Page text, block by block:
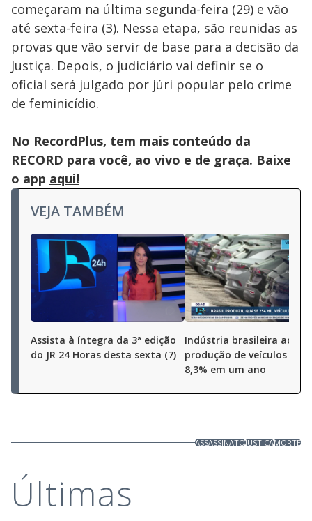
começaram na última segunda-feira (29) e vão
até sexta-feira (3). Nessa etapa, são reunidas as
provas que vão servir de base para a decisão da
Justiça. Depois, o judiciário vai definir se o
oficial será julgado por júri popular pelo crime
de feminicídio.
No RecordPlus, tem mais conteúdo da
RECORD para você, ao vivo e de graça. Baixe
o app aqui!
VEJA TAMBÉM
Assista à íntegra da 3ª edição
do JR 24 Horas desta sexta (7)
Indústria brasileira
produção de veículos
8,3% em um ano
ASSASSINATOJUSTIÇAMORTE
Últimas